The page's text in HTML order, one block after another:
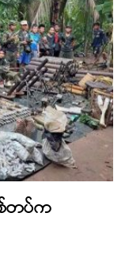
စ်တပ်က